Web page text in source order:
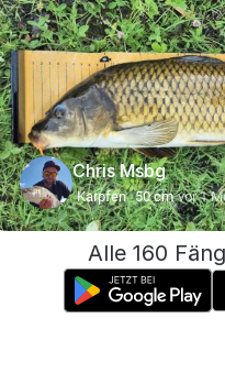
Chris Msbg
Karpfen 50 cm vor 1
Alle 160